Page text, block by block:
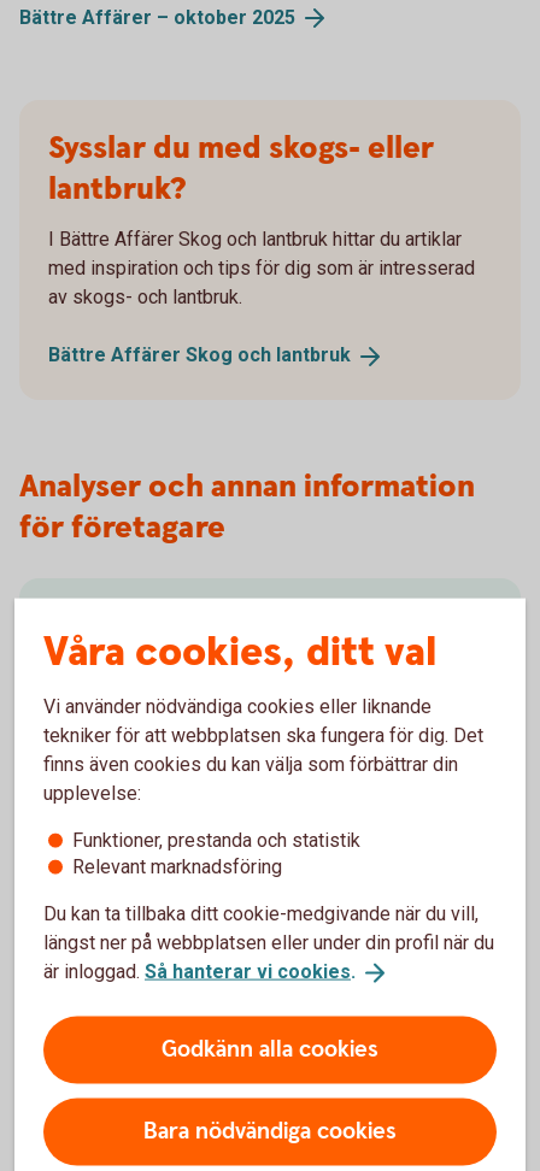
Bättre Affärer – oktober 2025
Sysslar du med skogs- eller
lantbruk?
I Bättre Affärer Skog och lantbruk hittar du artiklar
med inspiration och tips för dig som är intresserad
av skogs- och lantbruk.
Bättre Affärer Skog och lantbruk
Analyser och annan information
för företagare
Aktiellt
Dagliga bolagsanalyser, börskommentarer,
aktierekommendationer, förvaltarkommentarer och
tips runt pension och privatekonomi.
Aktiellt(swedbank-aktiellt.se)
Makroanalys
kring svensk och internationell ekonomi.
Prenumerera på Swedbank Makroanalys
(swedbank-research.com)
Våra cookies, ditt val
Vi använder nödvändiga cookies eller liknande
tekniker för att webbplatsen ska fungera för dig. Det
finns även cookies du kan välja som förbättrar din
upplevelse:
Funktioner, prestanda och statistik
Relevant marknadsföring
Du kan ta tillbaka ditt cookie-medgivande när du vill,
längst ner på webbplatsen eller under din profil när du
är inloggad. Så hanterar vi cookies.
Godkänn alla cookies
Bara nödvändiga cookies